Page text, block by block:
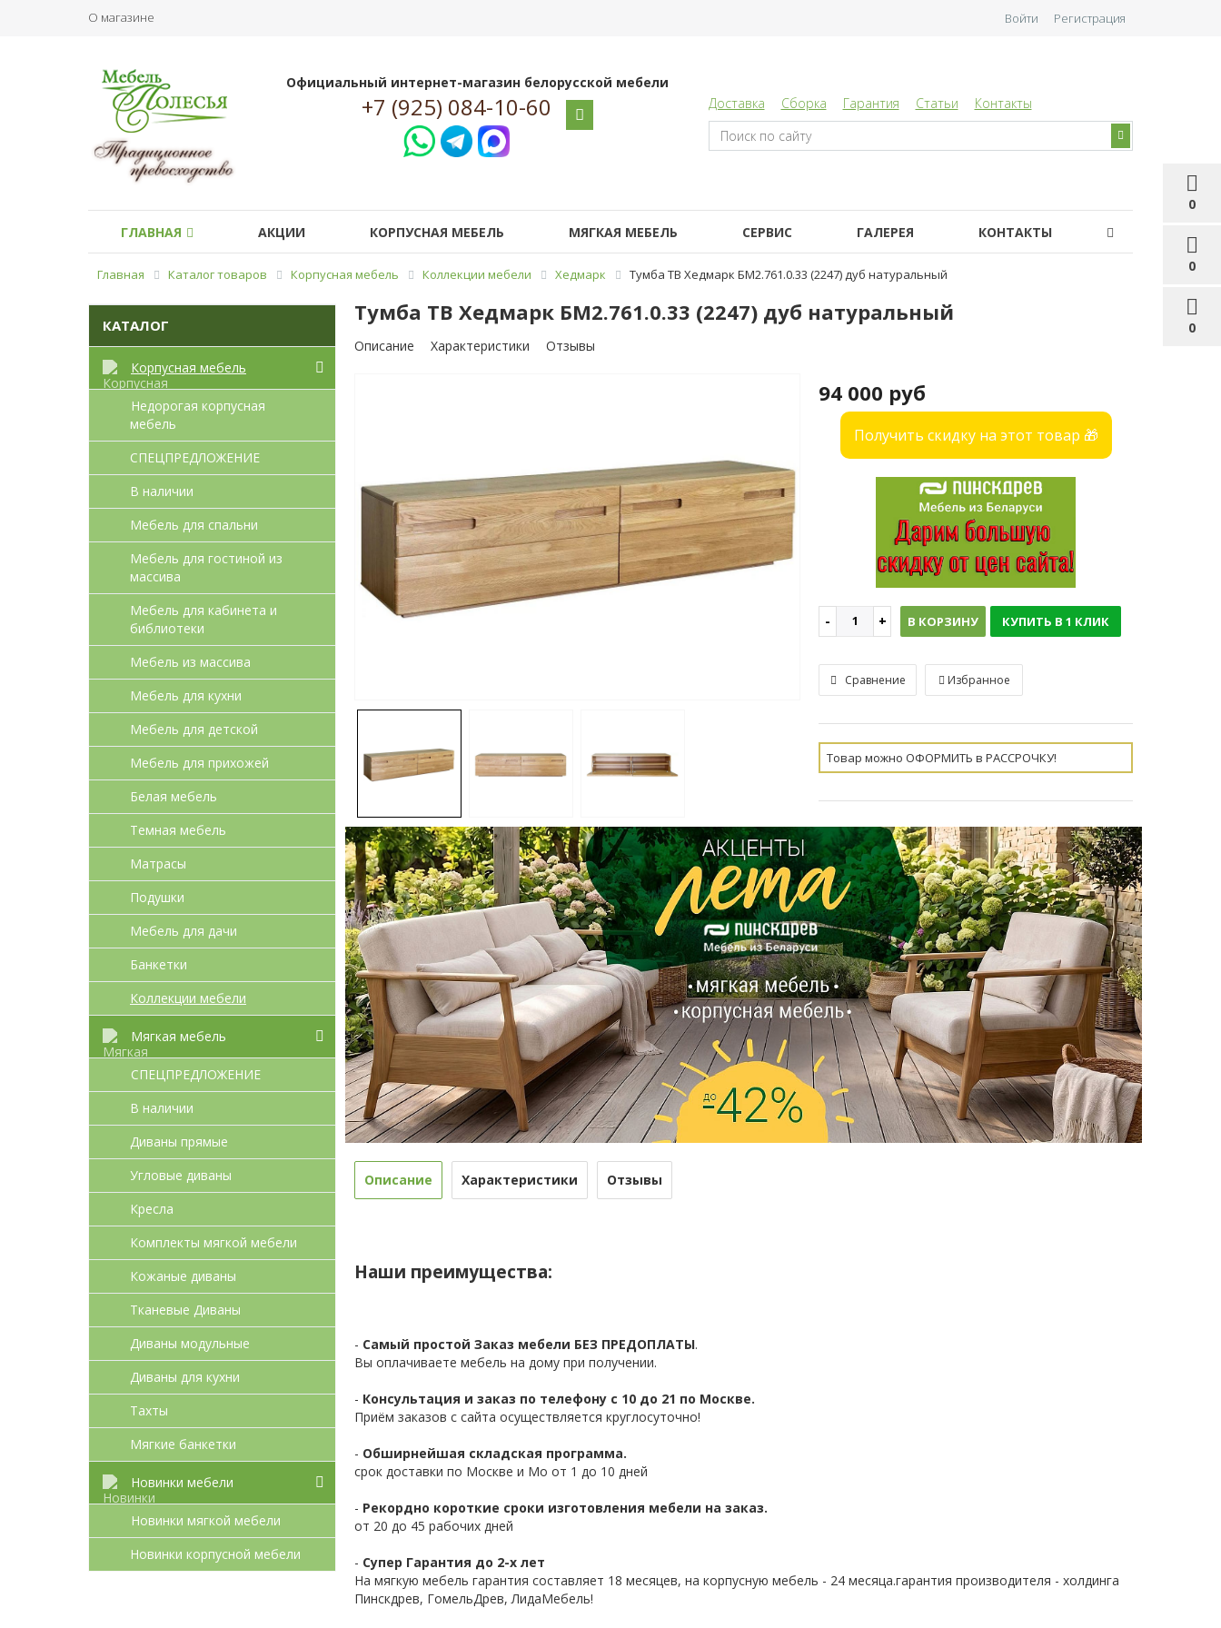
О магазине
0
0
0
Войти Регистрация
Официальный интернет-магазин белорусской мебели
+7 (925) 084-10-60 Доставка Сборка Гарантия Статьи Контакты
ГЛАВНАЯ АКЦИИ КОРПУСНАЯ МЕБЕЛЬ МЯГКАЯ МЕБЕЛЬ СЕРВИС ГАЛЕРЕЯ КОНТАКТЫ
Главная Каталог товаров Корпусная мебель Коллекции мебели Хедмарк Тумба ТВ Хедмарк БМ2.761.0.33 (2247) дуб натуральный
КАТАЛОГ
Корпусная мебель
Недорогая корпусная
мебель
СПЕЦПРЕДЛОЖЕНИЕ
В наличии
Мебель для спальни
Мебель для гостиной из
массива
Мебель для кабинета и
библиотеки
Мебель из массива
Мебель для кухни
Мебель для детcкой
Мебель для прихожей
Белая мебель
Темная мебель
Матрасы
Подушки
Мебель для дачи
Банкетки
Коллекции мебели
Мягкая мебель
СПЕЦПРЕДЛОЖЕНИЕ
В наличии
Диваны прямые
Угловые диваны
Кресла
Комплекты мягкой мебели
Кожаные диваны
Тканевые Диваны
Диваны модульные
Диваны для кухни
Тахты
Мягкие банкетки
Новинки мебели
Новинки мягкой мебели
Новинки корпусной мебели
Тумба ТВ Хедмарк БМ2.761.0.33 (2247) дуб натуральный
Описание Характеристики Отзывы
94 000 руб
Получить скидку на этот товар 🎁
В КОРЗИНУ КУПИТЬ В 1 КЛИК
Сравнение Избранное
Товар можно ОФОРМИТЬ в РАССРОЧКУ!
Описание Характеристики Отзывы
Наши преимущества:
- Самый простой Заказ мебели БЕЗ ПРЕДОПЛАТЫ.
Вы оплачиваете мебель на дому при получении.
- Консультация и заказ по телефону с 10 до 21 по Москве.
Приём заказов с сайта осуществляется круглосуточно!
- Обширнейшая складская программа.
срок доставки по Москве и Мо от 1 до 10 дней
- Рекордно короткие сроки изготовления мебели на заказ.
от 20 до 45 рабочих дней
- Супер Гарантия до 2-х лет
На мягкую мебель гарантия составляет 18 месяцев, на корпусную мебель - 24 месяца.гарантия производителя - холдинга
Пинскдрев, ГомельДрев, ЛидаМебель!